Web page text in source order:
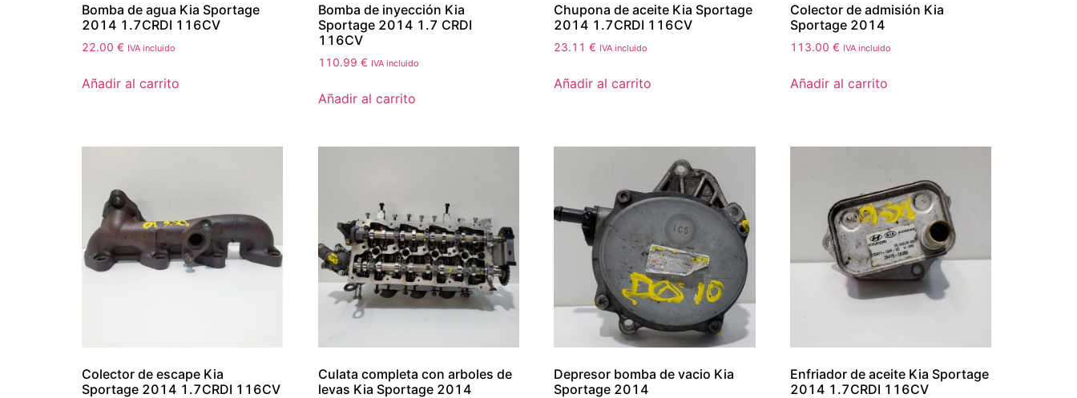
Bomba de agua Kia Sportage
2014 1.7CRDI 116CV
22.00 € IVA incluido
Añadir al carrito
Bomba de inyección Kia
Sportage 2014 1.7 CRDI
116CV
110.99 € IVA incluido
Añadir al carrito
Chupona de aceite Kia Sportage
2014 1.7CRDI 116CV
23.11€ IVA incluido
Añadir al carrito
Colector de admisión Kia
Sportage 2014
113.00€ IVA incluido
Añadir al carrito
Colector de escape Kia
Sportage 2014 1.7CRDI 116CV
Culata completa con arboles de
levas Kia Sportage 2014
Depresor bomba de vacio Kia
Sportage 2014
Enfriador de aceite Kia Sportage
2014 1.7CRDI 116CV